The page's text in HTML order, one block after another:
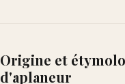
Origine et
d'aplaneur